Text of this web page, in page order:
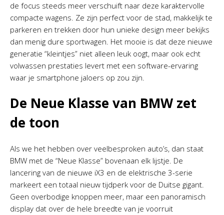
de focus steeds meer verschuift naar deze karaktervolle
compacte wagens. Ze zijn perfect voor de stad, makkelijk te
parkeren en trekken door hun unieke design meer bekijks
dan menig dure sportwagen. Het mooie is dat deze nieuwe
generatie “kleintjes” niet alleen leuk oogt, maar ook echt
volwassen prestaties levert met een software-ervaring
waar je smartphone jaloers op zou zijn.
De Neue Klasse van BMW zet
de toon
Als we het hebben over veelbesproken auto’s, dan staat
BMW met de “Neue Klasse” bovenaan elk lijstje. De
lancering van de nieuwe iX3 en de elektrische 3-serie
markeert een totaal nieuw tijdperk voor de Duitse gigant.
Geen overbodige knoppen meer, maar een panoramisch
display dat over de hele breedte van je voorruit